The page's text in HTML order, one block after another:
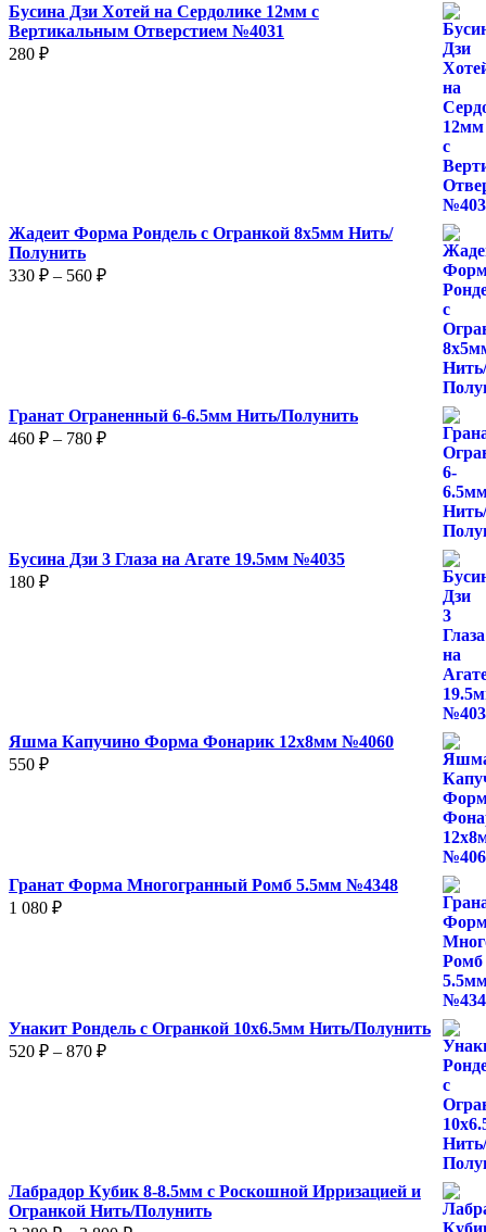
Бусина Дзи Хотей на Сердолике 12мм с
Вертикальным Отверстием №4031
280 ₽
Жадеит Форма Рондель с Огранкой 8х5мм Нить/
Полунить
330 ₽ – 560 ₽Диапазон
Гранат Ограненный 6-6.5мм Нить/Полунить
460 ₽ – 780 ₽Диапазон
Бусина Дзи 3 Глаза на Агате 19.5мм №4035
180 ₽
Яшма Капучино Форма Фонарик 12x8мм №4060
550 ₽
Гранат Форма Многогранный Ромб 5.5мм №4348
1 080 ₽
Унакит Рондель с Огранкой 10х6.5мм Нить/Полунить
520 ₽ – 870 ₽Диапазон
Лабрадор Кубик 8-8.5мм с Роскошной Ирризацией и
Огранкой Нить/Полунить